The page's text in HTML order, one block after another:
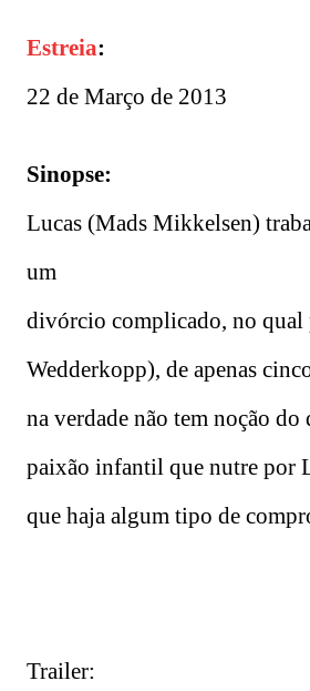
Estreia:
22 de Março de 2013
Sinopse:
Lucas (Mads Mikkelsen)
um
divórcio complicado, no qual
Wedderkopp), de apenas
na verdade não tem noção do
paixão infantil que nutre por
que haja algum tipo de
Trailer: